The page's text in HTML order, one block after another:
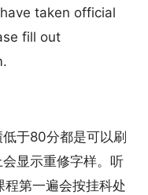
taken official
fill out
于80分都是可以刷
显示重修字样。听
程第一遍会按挂科处